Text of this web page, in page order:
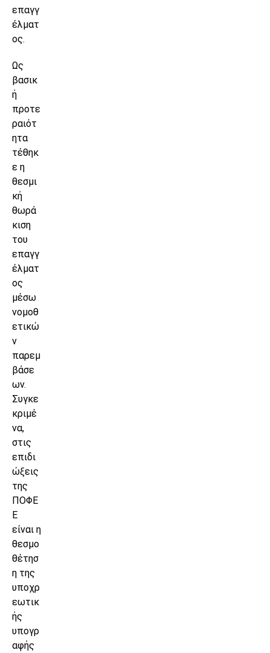
επαγγ
έλματ
ος.
Ως
βασικ
ή
προτε
ραιότ
ητα
τέθηκ
ε η
θεσμι
κή
θωρά
κιση
του
επαγγ
έλματ
ος
μέσω
νομοθ
ετικώ
ν
παρεμ
βάσε
ων.
Συγκε
κριμέ
να,
στις
επιδι
ώξεις
της
ΠΟΦΕ
Ε
είναι η
θεσμο
θέτησ
η της
υποχρ
εωτικ
ής
υπογρ
αφής